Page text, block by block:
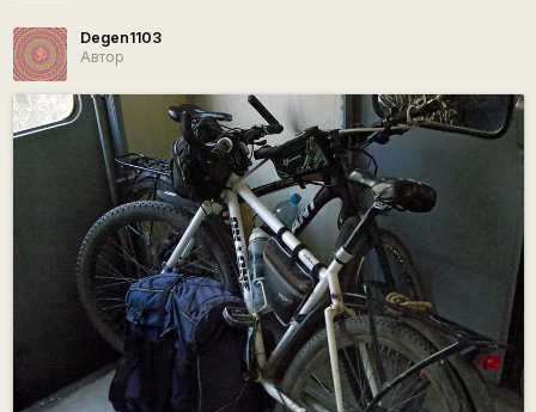
Degen1103
Автор